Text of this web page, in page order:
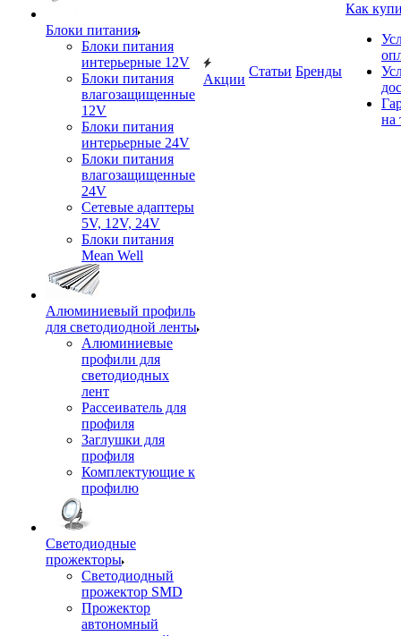
Блоки питания
Блоки питания
интерьерные 12V
Блоки питания
влагозащищенные
12V
Блоки питания
интерьерные 24V
Блоки питания
влагозащищенные
24V
Сетевые адаптеры
5V, 12V, 24V
Блоки питания
Mean Well
Алюминиевый профиль
для светодиодной ленты
Алюминиевые
профили для
светодиодных
лент
Рассеиватель для
профиля
Заглушки для
профиля
Комплектующие к
профилю
Светодиодные
прожекторы
Светодиодный
прожектор SMD
Прожектор
автономный
Акции
Статьи Бренды
Как
на